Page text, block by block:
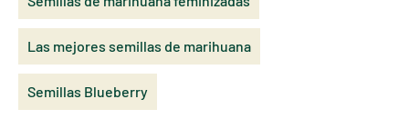
Las mejores semillas de marihuana
Semillas Blueberry